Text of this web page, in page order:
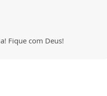
Fique com Deus!